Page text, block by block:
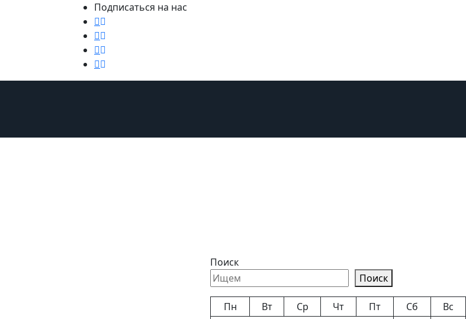
Подписаться на нас
Поиск
Поиск
Пн Вт Ср Чт Пт Сб
Вс